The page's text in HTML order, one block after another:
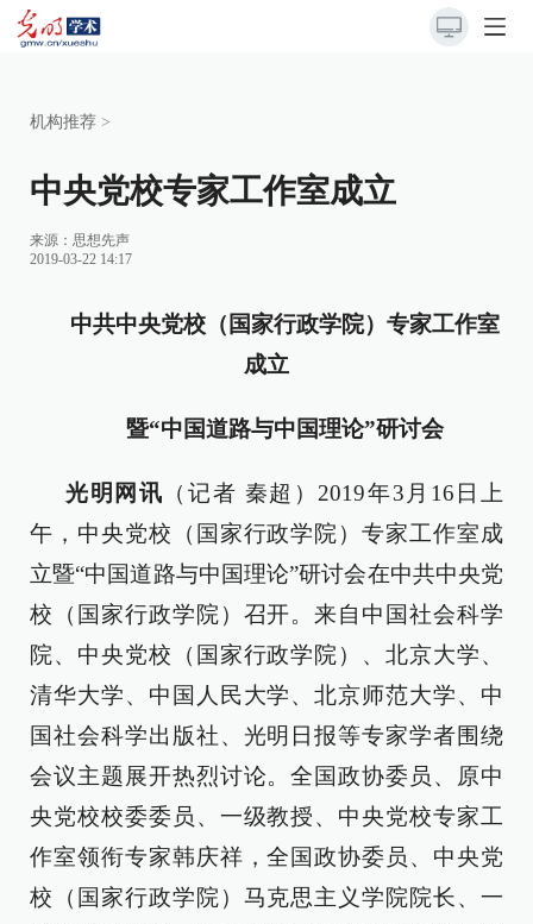
机构推荐 >
中央党校专家工作室成立
来源： 思想先声
2019-03-22 14:17
中共中央党校（国家行政学院）专家工作室
成立
暨“中国道路与中国理论”研讨会
光明网讯 （记者 秦超）2019年3月16日上
午，中央党校（国家行政学院）专家工作室成
立暨“中国道路与中国理论”研讨会在中共中央党
校（国家行政学院）召开。来自中国社会科学
院、中央党校（国家行政学院）、北京大学、
清华大学、中国人民大学、北京师范大学、中
国社会科学出版社、光明日报等专家学者围绕
会议主题展开热烈讨论。全国政协委员、原中
央党校校委委员、一级教授、中央党校专家工
作室领衔专家韩庆祥，全国政协委员、中央党
校（国家行政学院）马克思主义学院院长、一